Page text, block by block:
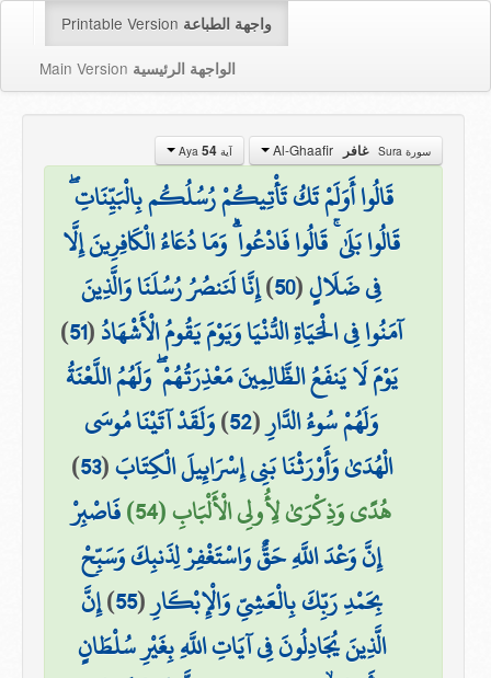
Printable Version واجهة الطباعة
Main Version الواجهة الرئيسية
سورة Sura غافر Al-Ghaafir آية Aya54
قَالُوا أَوَلَمْ تَكُ تَأْتِيكُمْ رُسُلُكُم بِالْبَيِّنَاتِ ۖ
قَالُوا بَلَىٰ ۚ قَالُوا فَادْعُوا ۗ وَمَا دُعَاءُ الْكَافِرِينَ إِلَّا
فِي ضَلَالٍ(
50
)إِنَّا لَنَنصُرُ رُسُلَنَا وَالَّذِينَ
آمَنُوا فِي الْحَيَاةِ الدُّنْيَا وَيَوْمَ يَقُومُ الْأَشْهَادُ(
51
)
يَوْمَ لَا يَنفَعُ الظَّالِمِينَ مَعْذِرَتُهُمْ ۖ وَلَهُمُ اللَّعْنَةُ
وَلَهُمْ سُوءُ الدَّارِ(
52
)وَلَقَدْ آتَيْنَا مُوسَى
الْهُدَىٰ وَأَوْرَثْنَا بَنِي إِسْرَائِيلَ الْكِتَابَ(
53
)
هُدًى وَذِكْرَىٰ لِأُولِي الْأَلْبَابِ (54)
فَاصْبِرْ
إِنَّ وَعْدَ اللَّهِ حَقٌّ وَاسْتَغْفِرْ لِذَنبِكَ وَسَبِّحْ
بِحَمْدِ رَبِّكَ بِالْعَشِيِّ وَالْإِبْكَارِ(
55
)إِنَّ
الَّذِينَ يُجَادِلُونَ فِي آيَاتِ اللَّهِ بِغَيْرِ سُلْطَانٍ